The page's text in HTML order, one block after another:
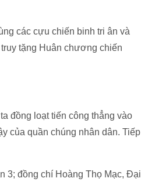
các cựu chiến binh tri ân và
tặng Huân chương chiến
đồng loạt tiến công thẳng vào
của quần chúng nhân dân. Tiếp
3; đồng chí Hoàng Thọ Mạc, Đại